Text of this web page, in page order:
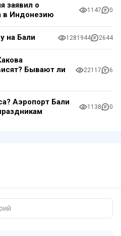
заявил о
в Индонезию
1147 0
на Бали 1281944 2644
Бывают ли
22117 6
Аэропорт Бали
1138 0